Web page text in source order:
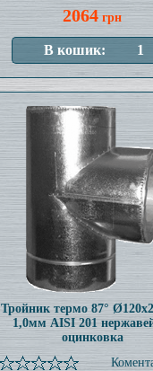
2064грн
Тройник термо 87°
1,0мм AISI 201
оцинковка